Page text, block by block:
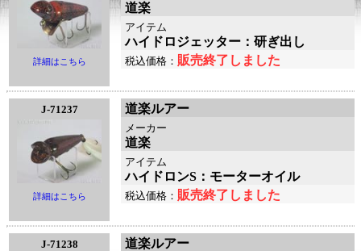
詳細はこちら
道楽
アイテム
ハイドロジェッター：研ぎ出し
税込価格： 販売終了しました
J-71237
詳細はこちら
道楽ルアー
メーカー
道楽
アイテム
ハイドロンS：モーターオイル
税込価格： 販売終了しました
J-71238 道楽ルアー